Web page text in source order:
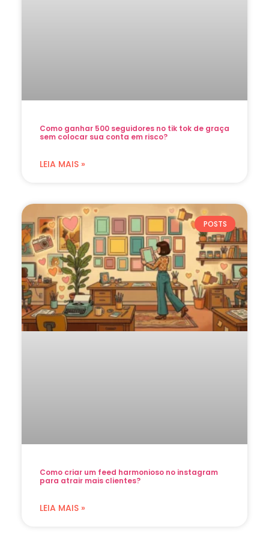
Como ganhar 500 seguidores no tik tok de graça
sem colocar sua conta em risco?
LEIA MAIS »
POSTS
Como criar um feed harmonioso no instagram
para atrair mais clientes?
LEIA MAIS »